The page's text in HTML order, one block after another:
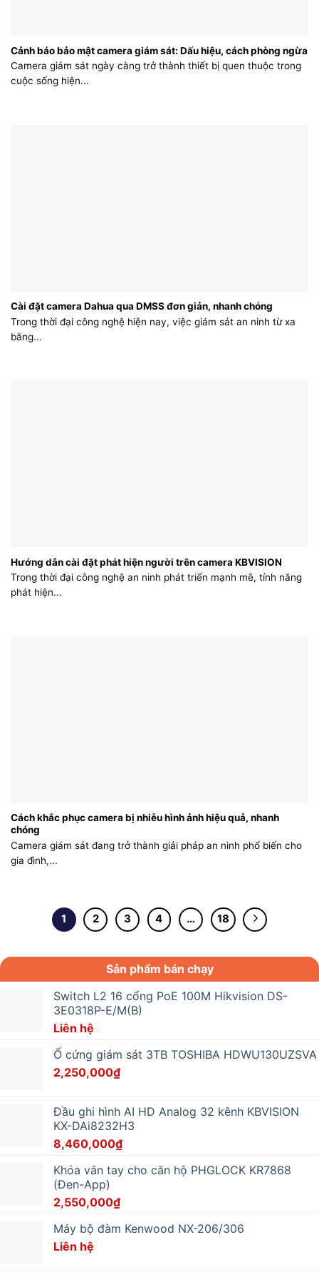
Cảnh báo bảo mật camera giám sát: Dấu hiệu, cách phòng ngừa
Camera giám sát ngày càng trở thành thiết bị quen thuộc trong
cuộc sống hiện...
Cài đặt camera Dahua qua DMSS đơn giản, nhanh chóng
Trong thời đại công nghệ hiện nay, việc giám sát an ninh từ xa
bằng...
Hướng dẫn cài đặt phát hiện người trên camera KBVISION
Trong thời đại công nghệ an ninh phát triển mạnh mẽ, tính năng
phát hiện...
Cách khắc phục camera bị nhiễu hình ảnh hiệu quả, nhanh
chóng
Camera giám sát đang trở thành giải pháp an ninh phổ biến cho
gia đình,...
1 2 3 4 … 18
Sản phẩm bán chạy
Switch L2 16 cổng PoE 100M Hikvision DS-
3E0318P-E/M(B)
Liên hệ
Ổ cứng giám sát 3TB TOSHIBA HDWU130UZSVA
2,250,000₫
Đầu ghi hình AI HD Analog 32 kênh KBVISION
KX-DAi8232H3
8,460,000₫
Khóa vân tay cho căn hộ PHGLOCK KR7868
(Đen-App)
2,550,000₫
Máy bộ đàm Kenwood NX-206/306
Liên hệ